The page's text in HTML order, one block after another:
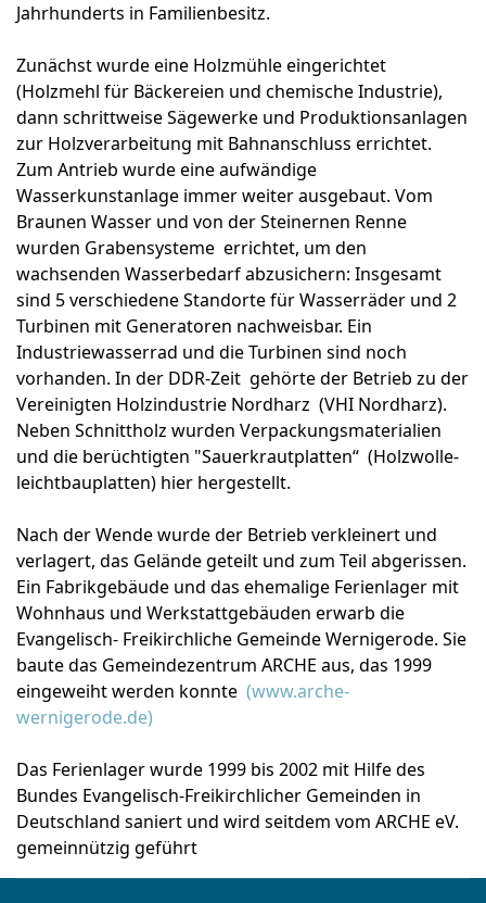
Jahrhunderts in Familienbesitz.
Zunächst wurde eine Holzmühle eingerichtet
(Holzmehl für Bäckereien und chemische Industrie),
dann schrittweise Sägewerke und Produktionsanlagen
zur Holzverarbeitung mit Bahnanschluss errichtet.
Zum Antrieb wurde eine aufwändige
Wasserkunstanlage immer weiter ausgebaut. Vom
Braunen Wasser und von der Steinernen Renne
wurden Grabensysteme errichtet, um den
wachsenden Wasserbedarf abzusichern: Insgesamt
sind 5 verschiedene Standorte für Wasserräder und 2
Turbinen mit Generatoren nachweisbar. Ein
Industriewasserrad und die Turbinen sind noch
vorhanden. In der DDR-Zeit gehörte der Betrieb zu der
Vereinigten Holzindustrie Nordharz (VHI Nordharz).
Neben Schnittholz wurden Verpackungsmaterialien
und die berüchtigten "Sauerkrautplatten“ (Holzwolle-
leichtbauplatten) hier hergestellt.
Nach der Wende wurde der Betrieb verkleinert und
verlagert, das Gelände geteilt und zum Teil abgerissen.
Ein Fabrikgebäude und das ehemalige Ferienlager mit
Wohnhaus und Werkstattgebäuden erwarb die
Evangelisch- Freikirchliche Gemeinde Wernigerode. Sie
baute das Gemeindezentrum ARCHE aus, das 1999
eingeweiht werden konnte (www.arche-
wernigerode.de)
Das Ferienlager wurde 1999 bis 2002 mit Hilfe des
Bundes Evangelisch-Freikirchlicher Gemeinden in
Deutschland saniert und wird seitdem vom ARCHE eV.
gemeinnützig geführt